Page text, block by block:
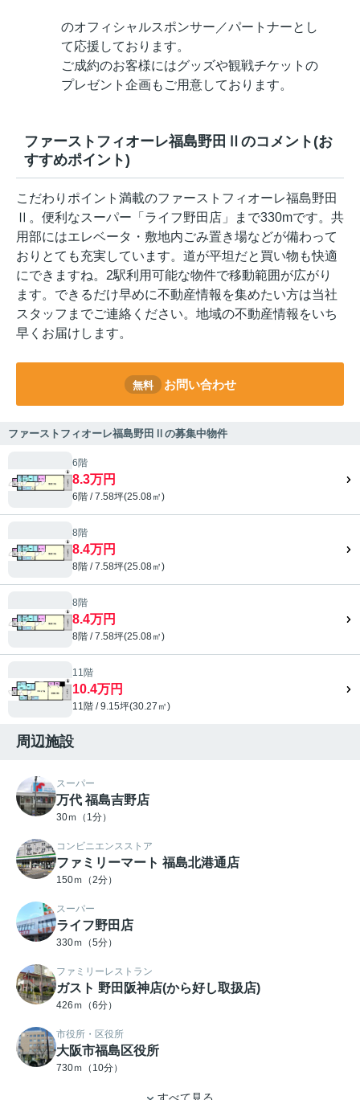
のオフィシャルスポンサー／パートナーとし
て応援しております。
ご成約のお客様にはグッズや観戦チケットの
プレゼント企画もご用意しております。
ファーストフィオーレ福島野田Ⅱのコメント(お
すすめポイント)
こだわりポイント満載のファーストフィオーレ福島野田
Ⅱ。便利なスーパー「ライフ野田店」まで330mです。共
用部にはエレベータ・敷地内ごみ置き場などが備わって
おりとても充実しています。道が平坦だと買い物も快適
にできますね。2駅利用可能な物件で移動範囲が広がり
ます。できるだけ早めに不動産情報を集めたい方は当社
スタッフまでご連絡ください。地域の不動産情報をいち
早くお届けします。
無料 お問い合わせ
ファーストフィオーレ福島野田Ⅱの募集中物件
6階
8.3万円
6階 / 7.58坪(25.08㎡)
8階
8.4万円
8階 / 7.58坪(25.08㎡)
8階
8.4万円
8階 / 7.58坪(25.08㎡)
11階
10.4万円
11階 / 9.15坪(30.27㎡)
周辺施設
スーパー
万代 福島吉野店
30ｍ（1分）
コンビニエンスストア
ファミリーマート 福島北港通店
150ｍ（2分）
スーパー
ライフ野田店
330ｍ（5分）
ファミリーレストラン
ガスト 野田阪神店(から好し取扱店)
426ｍ（6分）
市役所・区役所
大阪市福島区役所
730ｍ（10分）